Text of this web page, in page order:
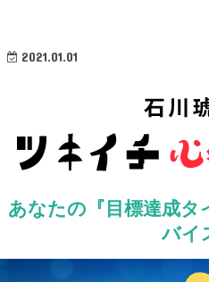
2021.01.01
あなたの『目標達成タ
バイ